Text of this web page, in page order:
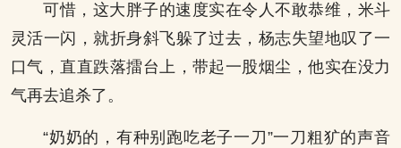
可惜，这大胖子的速度实在令人不敢恭维，米斗
灵活一闪，就折身斜飞躲了过去，杨志失望地叹了一
口气，直直跌落擂台上，带起一股烟尘，他实在没力
气再去追杀了。
“奶奶的，有种别跑吃老子一刀”一刀粗犷的声音